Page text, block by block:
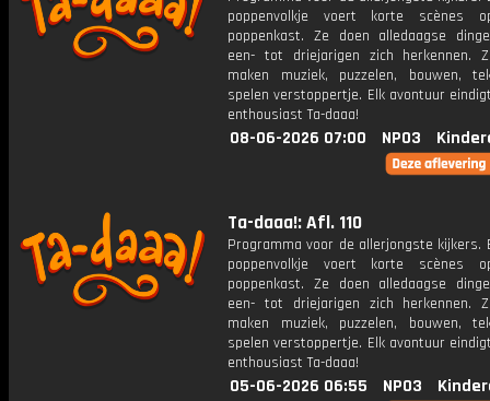
poppenvolkje voert korte scènes
poppenkast. Ze doen alledaagse
een- tot driejarigen zich herkennen.
maken muziek, puzzelen, bouwen,
spelen verstoppertje. Elk avontuur
enthousiast Ta-daaa!
08-06-2026 07:00 NPO3
Ta-daaa!: Afl. 110
Programma voor de allerjongste kijkers.
poppenvolkje voert korte scènes
poppenkast. Ze doen alledaagse
een- tot driejarigen zich herkennen.
maken muziek, puzzelen, bouwen,
spelen verstoppertje. Elk avontuur
enthousiast Ta-daaa!
05-06-2026 06:55 NPO3